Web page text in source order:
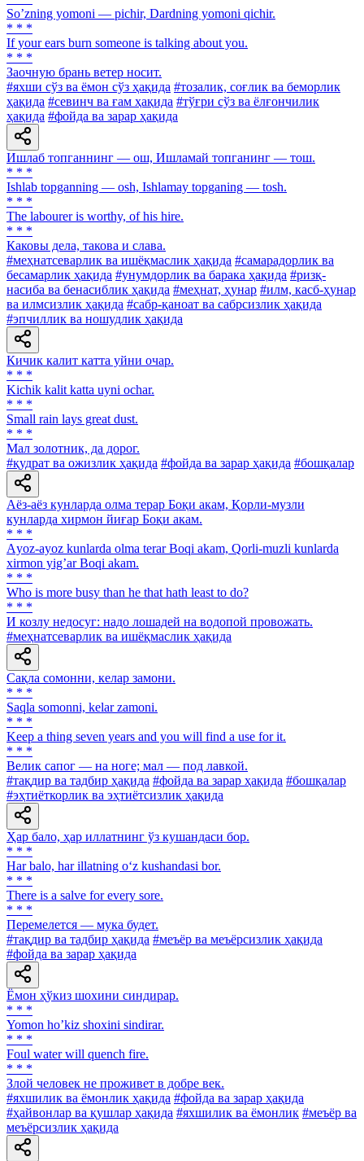
Soʼzning yomoni — pichir, Dardning yomoni qichir.
* * *
If your ears burn someone is talking about you.
* * *
Заочную брань ветер носит.
#яхши сўз ва ёмон сўз ҳақида #тозалик, соғлик ва беморлик
ҳақида #севинч ва ғам ҳақида #тўғри сўз ва ёлғончилик
ҳақида #фойда ва зарар ҳақида
Ишлаб топганнинг — ош, Ишламай топганинг — тош.
* * *
Ishlab topganning — osh, Ishlamay topganing — tosh.
* * *
The labourer is worthy, of his hire.
* * *
Каковы дела, такова и слава.
#меҳнатсеварлик ва ишёқмаслик ҳақида #самарадорлик ва
бесамарлик ҳақида #унумдорлик ва барака ҳақида #ризқ-
насиба ва бенасиблик ҳақида #меҳнат, ҳунар #илм, касб-ҳунар
ва илмсизлик ҳақида #сабр-қаноат ва сабрсизлик ҳақида
#эпчиллик ва ношудлик ҳақида
Кичик калит катта уйни очар.
* * *
Kichik kalit katta uyni ochar.
* * *
Small rain lays great dust.
* * *
Мал золотник, да дорог.
#қудрат ва ожизлик ҳақида #фойда ва зарар ҳақида #бошқалар
Аёз-аёз кунларда олма терар Боқи акам, Қорли-музли
кунларда хирмон йиғар Боқи акам.
* * *
Аyoz-ayoz kunlarda olma terar Boqi akam, Qorli-muzli kunlarda
xirmon yigʼar Boqi akam.
* * *
Who is more busy than he that hath least to do?
* * *
И козлу недосуг: надо лошадей на водопой провожать.
#меҳнатсеварлик ва ишёқмаслик ҳақида
Сақла сомонни, келар замони.
* * *
Saqla somonni, kelar zamoni.
* * *
Keep a thing seven years and you will find a use for it.
* * *
Велик сапог — на ноге; мал — под лавкой.
#тақдир ва тадбир ҳақида #фойда ва зарар ҳақида #бошқалар
#эҳтиёткорлик ва эҳтиётсизлик ҳақида
Ҳар бало, ҳар иллатнинг ўз кушандаси бор.
* * *
Har balo, har illatning o‘z kushandasi bor.
* * *
There is a salve for every sore.
* * *
Перемелется — мука будет.
#тақдир ва тадбир ҳақида #меъёр ва меъёрсизлик ҳақида
#фойда ва зарар ҳақида
Ёмон ҳўкиз шохини синдирар.
* * *
Yomon hoʼkiz shoxini sindirar.
* * *
Foul water will quench fire.
* * *
Злой человек не проживет в добре век.
#яхшилик ва ёмонлик ҳақида #фойда ва зарар ҳақида
#ҳайвонлар ва қушлар ҳақида #яхшилик ва ёмонлик #меъёр ва
меъёрсизлик ҳақида